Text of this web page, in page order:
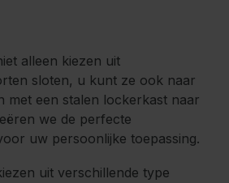
alleen kiezen uit
sloten, u kunt ze ook naar
met een stalen lockerkast naar
we de perfecte
uw persoonlijke toepassing.
uit verschillende type